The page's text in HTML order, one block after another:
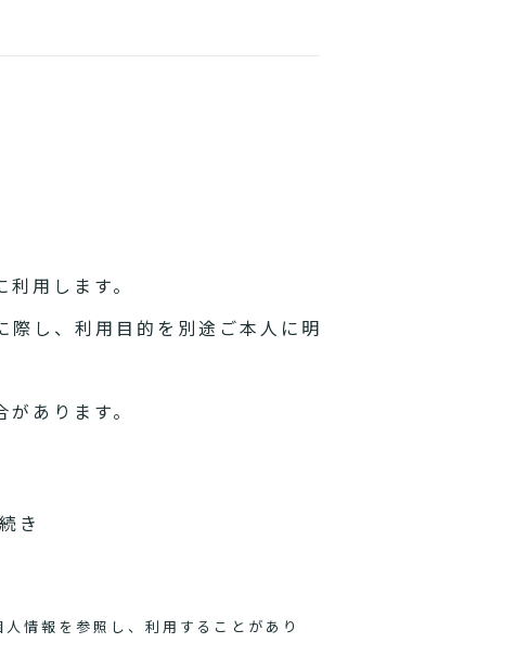
用します。
し、利用目的を別途ご本人に明
あります。
き
情報を参照し、利用することがあり